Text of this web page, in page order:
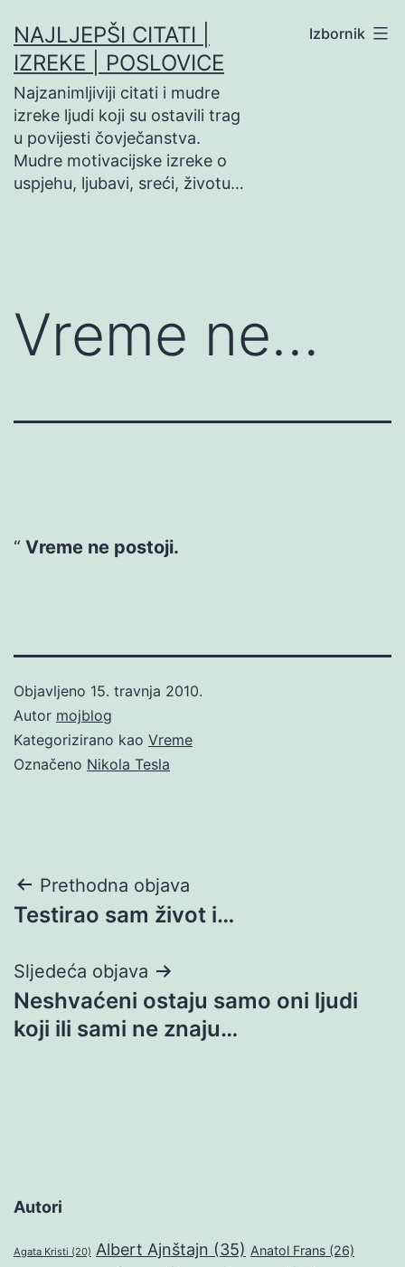
na
sadržaj
NAJLJEPŠI CITATI |
IZREKE | POSLOVICE
Najzanimljiviji citati i mudre
izreke ljudi koji su ostavili trag
u povijesti čovječanstva.
Mudre motivacijske izreke o
uspjehu, ljubavi, sreći, životu…
Izbornik
Vreme ne…
Vreme ne postoji.
Objavljeno 15. travnja 2010.
Autor mojblog
Kategorizirano kao Vreme
Označeno Nikola Tesla
Navigacija
objava
Prethodna objava
Testirao sam život i…
Sljedeća objava
Neshvaćeni ostaju samo oni ljudi
koji ili sami ne znaju…
Autori
Agata Kristi (20) Albert Ajnštajn (35) Anatol Frans (26)